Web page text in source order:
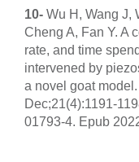
10- Wu H, Wang J,
Cheng A, Fan Y. A
rate, and time
intervened by
a novel goat
Dec;21(4):1191-
01793-4. Epub